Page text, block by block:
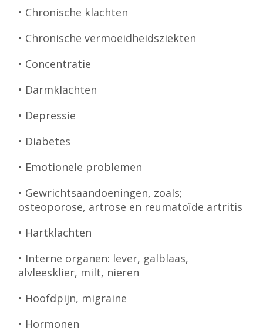
• Chronische klachten
• Chronische vermoeidheidsziekten
• Concentratie
• Darmklachten
• Depressie
• Diabetes
• Emotionele problemen
• Gewrichtsaandoeningen, zoals;
osteoporose, artrose en reumatoïde artritis
• Hartklachten
• Interne organen: lever, galblaas,
alvleesklier, milt, nieren
• Hoofdpijn, migraine
• Hormonen